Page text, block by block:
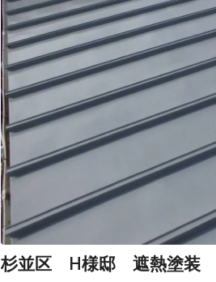
杉並区 H様邸 遮熱塗装